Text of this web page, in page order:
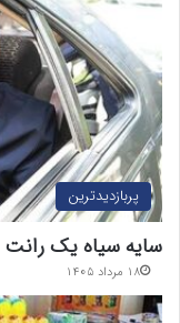
پربازدیدترین
سایه سیاه یک
۱۸ مرداد ۱۴۰۵